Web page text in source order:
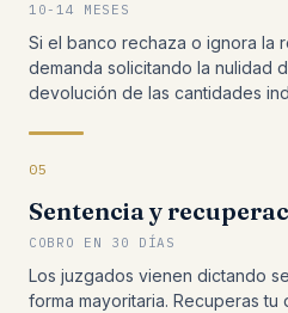
10-14 MESES
Si el banco rechaza o ignora la
demanda solicitando la nulidad
devolución de las cantidades
05
Sentencia y
COBRO EN 30 DÍAS
Los juzgados vienen dictando
forma mayoritaria. Recuperas tu